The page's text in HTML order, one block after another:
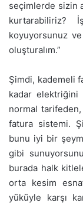
seçimlerde sizin
kurtarabiliriz?
koyuyorsunuz
oluşturalım.”
Şimdi, kademeli
kadar elektriğini
normal
fatura sistemi.
bunu iyi bir
gibi
burada halk
orta kesim
yüküyle karşı